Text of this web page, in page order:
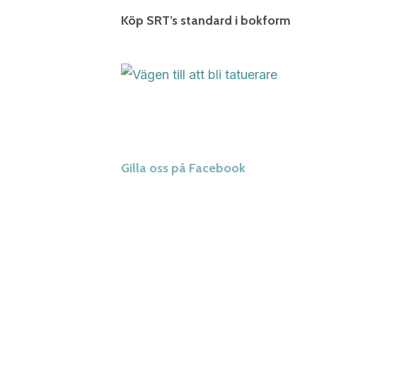
Köp SRT’s standard i bokform
Gilla oss på Facebook